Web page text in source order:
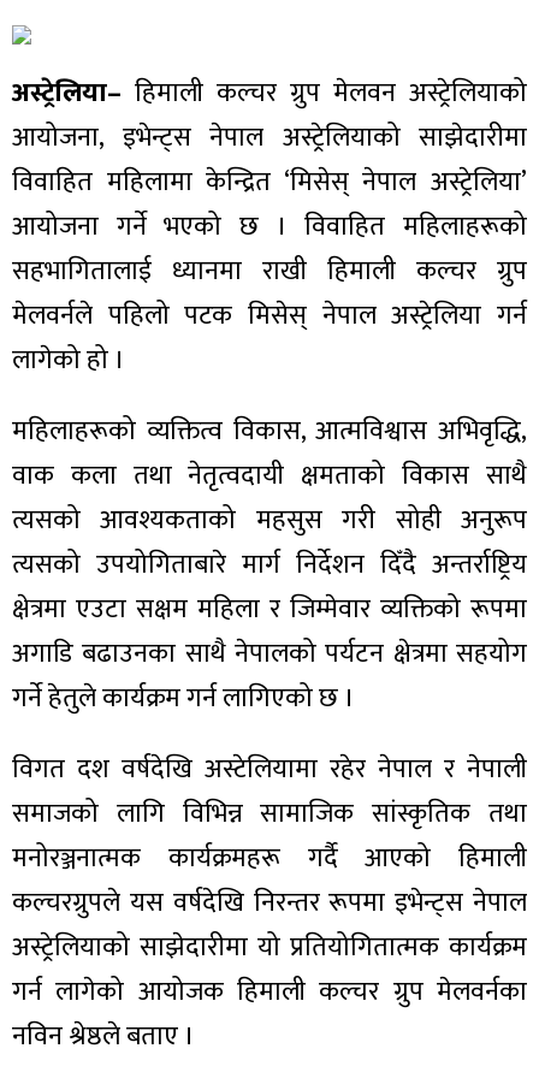
अस्ट्रेलिया– हिमाली कल्चर ग्रुप मेलवन अस्ट्रेलियाको
आयोजना, इभेन्ट्स नेपाल अस्ट्रेलियाको साझेदारीमा
विवाहित महिलामा केन्द्रित ‘मिसेस् नेपाल अस्ट्रेलिया’
आयोजना गर्ने भएको छ । विवाहित महिलाहरूको
सहभागितालाई ध्यानमा राखी हिमाली कल्चर ग्रुप
मेलवर्नले पहिलो पटक मिसेस् नेपाल अस्ट्रेलिया गर्न
लागेको हो ।
महिलाहरूको व्यक्तित्व विकास, आत्मविश्वास अभिवृद्धि,
वाक कला तथा नेतृत्वदायी क्षमताको विकास साथै
त्यसको आवश्यकताको महसुस गरी सोही अनुरूप
त्यसको उपयोगिताबारे मार्ग निर्देशन दिँदै अन्तर्राष्ट्रिय
क्षेत्रमा एउटा सक्षम महिला र जिम्मेवार व्यक्तिको रूपमा
अगाडि बढाउनका साथै नेपालको पर्यटन क्षेत्रमा सहयोग
गर्ने हेतुले कार्यक्रम गर्न लागिएको छ ।
विगत दश वर्षदेखि अस्टेलियामा रहेर नेपाल र नेपाली
समाजको लागि विभिन्न सामाजिक सांस्कृतिक तथा
मनोरञ्जनात्मक कार्यक्रमहरू गर्दै आएको हिमाली
कल्चरग्रुपले यस वर्षदेखि निरन्तर रूपमा इभेन्ट्स नेपाल
अस्ट्रेलियाको साझेदारीमा यो प्रतियोगितात्मक कार्यक्रम
गर्न लागेको आयोजक हिमाली कल्चर ग्रुप मेलवर्नका
नविन श्रेष्ठले बताए ।